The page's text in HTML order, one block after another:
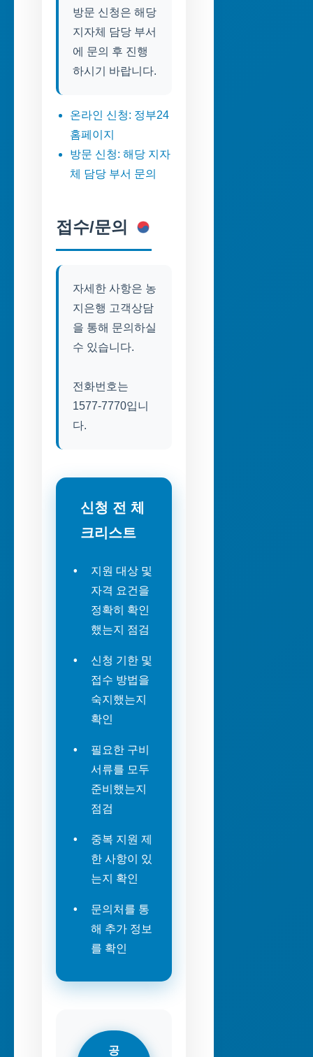
방문 신청은 해당
지자체 담당 부서
에 문의 후 진행
하시기 바랍니다.
온라인 신청: 정부24
홈페이지
방문 신청: 해당 지자
체 담당 부서 문의
접수/문의
자세한 사항은 농
지은행 고객상담
을 통해 문의하실
수 있습니다.
전화번호는
1577-7770입니
다.
신청 전 체
크리스트
지원 대상 및
자격 요건을
정확히 확인
했는지 점검
신청 기한 및
접수 방법을
숙지했는지
확인
필요한 구비
서류를 모두
준비했는지
점검
중복 지원 제
한 사항이 있
는지 확인
문의처를 통
해 추가 정보
를 확인
공